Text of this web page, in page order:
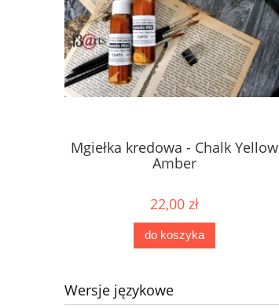
Mgiełka kredowa - Chalk Yellow
Amber
22,00 zł
do koszyka
Wersje językowe